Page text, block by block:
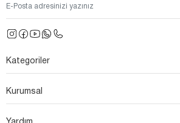
Kategoriler
Kurumsal